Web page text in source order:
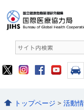
トップページ >活動